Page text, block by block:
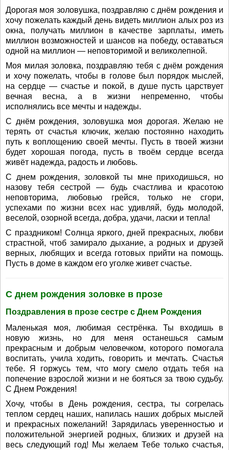
Дорогая моя золовушка, поздравляю с днём рождения и
хочу пожелать каждый день видеть миллион алых роз из
окна, получать миллион в качестве зарплаты, иметь
миллион возможностей и шансов на победу, оставаться
одной на миллион — неповторимой и великолепной.
Моя милая золовка, поздравляю тебя с днём рождения
и хочу пожелать, чтобы в голове был порядок мыслей,
на сердце — счастье и покой, в душе пусть царствует
вечная весна, а в жизни непременно, чтобы
исполнялись все мечты и надежды.
С днём рождения, золовушка моя дорогая. Желаю не
терять от счастья ключик, желаю постоянно находить
путь к воплощению своей мечты. Пусть в твоей жизни
будет хорошая погода, пусть в твоём сердце всегда
живёт надежда, радость и любовь.
С днем рождения, золовкой ты мне приходишься, но
назову тебя сестрой — будь счастлива и красотою
неповторима, любовью грейся, только не сгори,
успехами по жизни всех нас удивляй, будь молодой,
веселой, озорной всегда, добра, удачи, ласки и тепла!
С праздником! Солнца яркого, дней прекрасных, любви
страстной, чтоб замирало дыхание, а родных и друзей
верных, любящих и всегда готовых прийти на помощь.
Пусть в доме в каждом его уголке живет счастье.
С днем рождения золовке в прозе
Поздравления в прозе сестре с Днем Рождения
Маленькая моя, любимая сестрёнка. Ты входишь в
новую жизнь, но для меня останешься самым
прекрасным и добрым человечком, которого помогала
воспитать, учила ходить, говорить и мечтать. Счастья
тебе. Я горжусь тем, что могу смело отдать тебя на
попечение взрослой жизни и не бояться за твою судьбу.
С Днем Рождения!
Хочу, чтобы в День рождения, сестра, ты согрелась
теплом сердец наших, напилась наших добрых мыслей
и прекрасных пожеланий! Зарядилась уверенностью и
положительной энергией родных, близких и друзей на
весь следующий год! Мы желаем Тебе только счастья,